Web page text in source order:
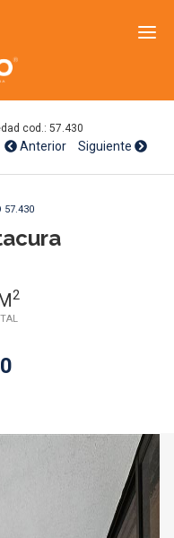
cod.: 57.430
Anterior Siguiente
57.430
2